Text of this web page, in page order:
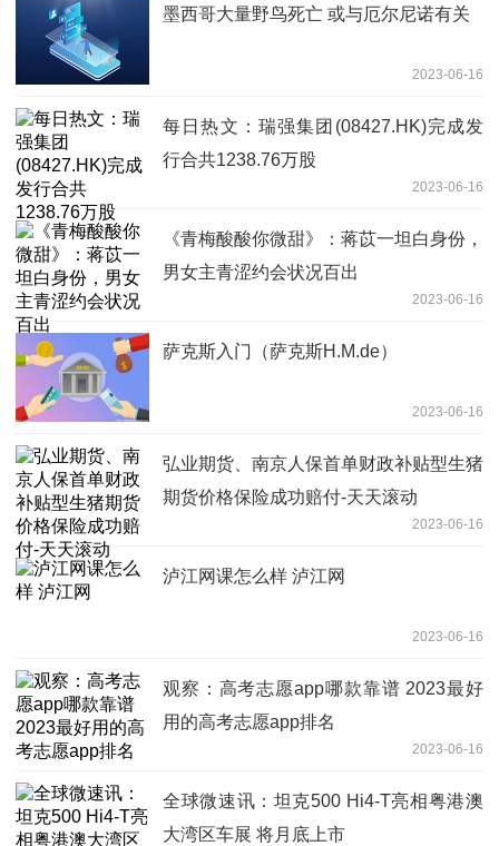
墨西哥大量野鸟死亡 或与厄尔尼诺有关
2023-06-16
每日热文：瑞强集团(08427.HK)完成发
行合共1238.76万股
2023-06-16
《青梅酸酸你微甜》：蒋苡一坦白身份，
男女主青涩约会状况百出
2023-06-16
萨克斯入门（萨克斯H.M.de）
2023-06-16
弘业期货、南京人保首单财政补贴型生猪
期货价格保险成功赔付-天天滚动
2023-06-16
泸江网课怎么样 泸江网
2023-06-16
观察：高考志愿app哪款靠谱 2023最好
用的高考志愿app排名
2023-06-16
全球微速讯：坦克500 Hi4-T亮相粤港澳
大湾区车展 将月底上市